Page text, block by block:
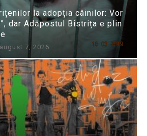
la adopția câinilor: Vor
dar Adăpostul Bistrița e plin
august 7, 2026